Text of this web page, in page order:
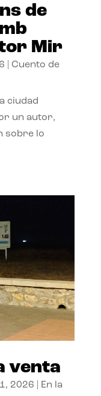
de
Mir
Cuento de
ciudad
un autor,
sobre lo
venta
2026
En la